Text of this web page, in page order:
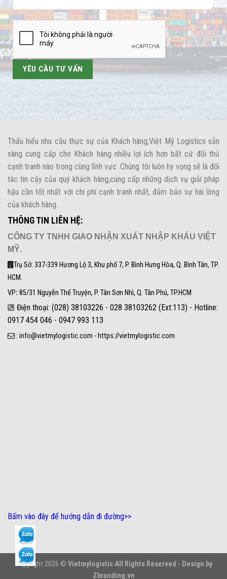
Thấu hiểu nhu cầu thực sự của Khách hàng,Việt Mỹ Logistics sẵn
sàng cung cấp cho Khách hàng nhiều lợi ích hơn bất cứ đối thủ
cạnh tranh nào trong cùng lĩnh vực .Chúng tôi luôn hy vọng sẽ là đối
tác tin cậy của quý khách hàng,cung cấp những dịch vụ giải pháp
hậu cần tốt nhất với chi phí cạnh tranh nhất, đảm bảo sự hài lòng
của khách hàng.
THÔNG TIN LIÊN HỆ:
CÔNG TY TNHH GIAO NHẬN XUẤT NHẬP KHẨU VIỆT
MỸ.
Trụ Sở: 337-339 Hương Lộ 3, Khu phố 7, P. Bình Hưng Hòa, Q. Bình Tân, TP.
HCM.
VP: 85/31 Nguyễn Thế Truyện, P. Tân Sơn Nhì, Q. Tân Phú, TP.HCM
Điện thoại: (028) 38103226 - 028 38103262 (Ext:113) - Hotline:
0917 454 046 - 0947 993 113
: info@vietmylogistic.com - https://vietmylogistic.com
Bấm vào đây để hướng dẫn đi đường>>
Copyright 2026 © Vietmylogistic All Rights Reserved - Design by
Zbranding.vn